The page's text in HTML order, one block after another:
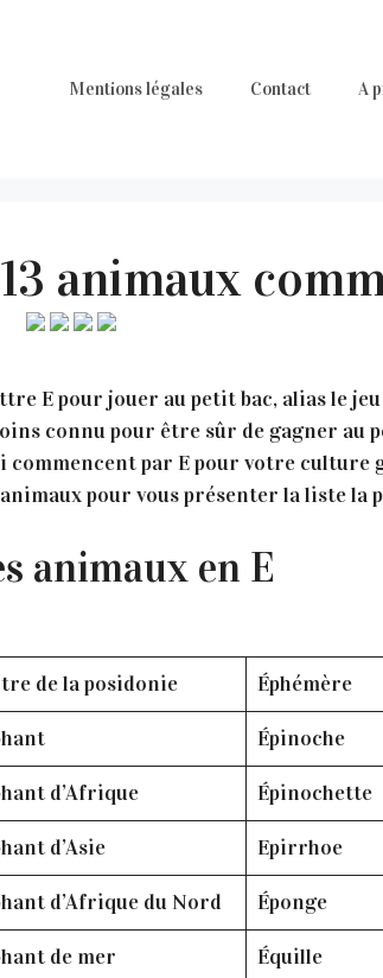
Mentions légales Contact A
animaux
E pour jouer au petit bac, alias le
connu pour être sûr de gagner au
par E pour votre culture
pour vous présenter la liste la
animaux en E
de la posidonie Éphémère
Épinoche
d’Afrique Épinochette
d’Asie Epirrhoe
d’Afrique du Nord Éponge
de mer Équille